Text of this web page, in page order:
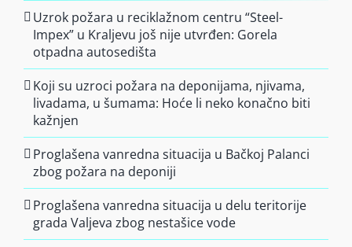
Uzrok požara u reciklažnom centru “Steel-
Impex” u Kraljevu još nije utvrđen: Gorela
otpadna autosedišta
Koji su uzroci požara na deponijama, njivama,
livadama, u šumama: Hoće li neko konačno biti
kažnjen
Proglašena vanredna situacija u Bačkoj Palanci
zbog požara na deponiji
Proglašena vanredna situacija u delu teritorije
grada Valjeva zbog nestašice vode